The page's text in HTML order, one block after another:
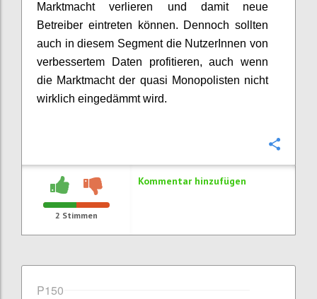
Marktmacht verlieren und damit neue
Betreiber eintreten können. Dennoch sollten
auch in diesem Segment die NutzerInnen von
verbessertem Daten profitieren, auch wenn
die Marktmacht der quasi Monopolisten nicht
wirklich eingedämmt wird.
2 Stimmen
Kommentar hinzufügen
P150